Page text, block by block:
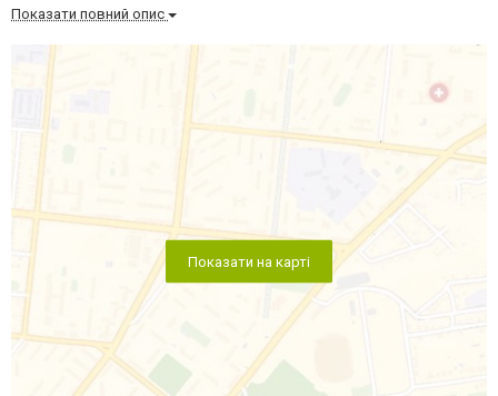
Показати повний опис
Показати на карті